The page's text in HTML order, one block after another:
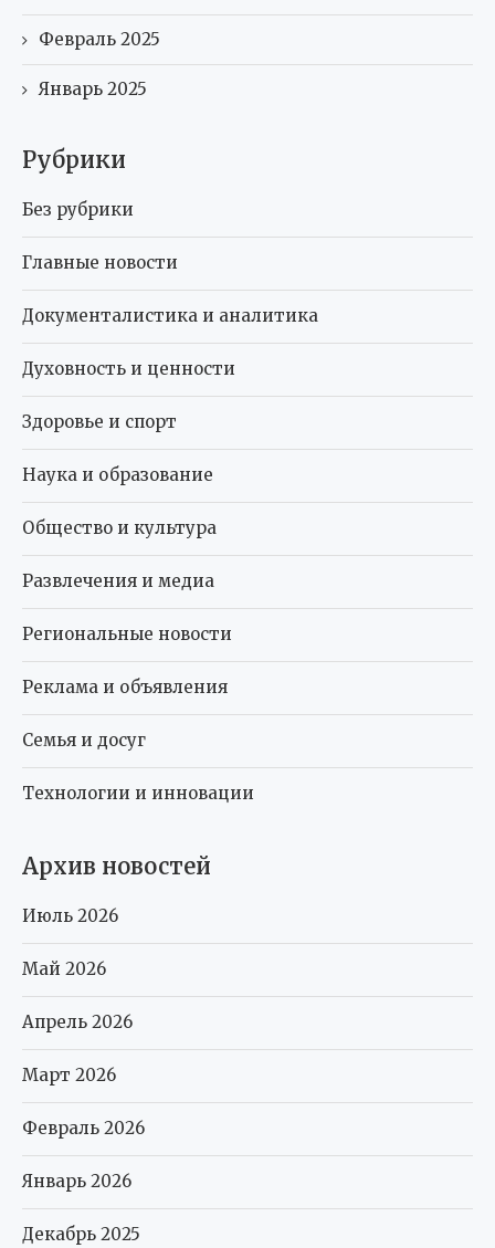
Февраль 2025
Январь 2025
Рубрики
Без рубрики
Главные новости
Документалистика и аналитика
Духовность и ценности
Здоровье и спорт
Наука и образование
Общество и культура
Развлечения и медиа
Региональные новости
Реклама и объявления
Семья и досуг
Технологии и инновации
Архив новостей
Июль 2026
Май 2026
Апрель 2026
Март 2026
Февраль 2026
Январь 2026
Декабрь 2025